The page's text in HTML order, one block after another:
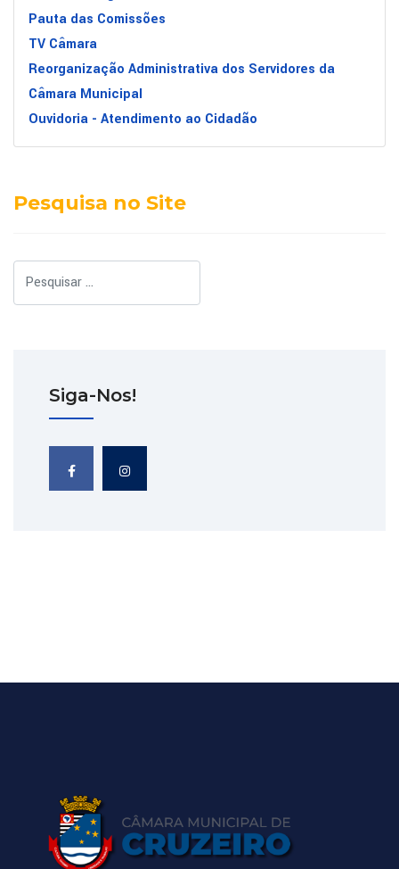
Pauta das Comissões
TV Câmara
Reorganização Administrativa dos Servidores da
Câmara Municipal
Ouvidoria - Atendimento ao Cidadão
Pesquisa no Site
Siga-Nos!